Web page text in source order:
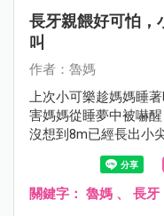
長牙親餵好可怕，
叫
作者：魯媽
上次小可樂趁媽媽睡
害媽媽從睡夢中被嚇
沒想到8m已經長出小
關鍵字： 魯媽 、 長牙